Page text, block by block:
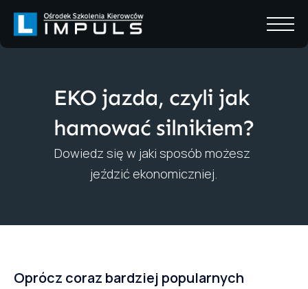
EKO jazda, czyli jak
hamować silnikiem?
Dowiedz się w jaki sposób możesz
jeździć ekonomiczniej.
Oprócz coraz bardziej popularnych